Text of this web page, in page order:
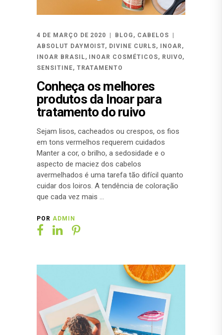
4 DE MARÇO DE 2020 BLOG , CABELOS
ABSOLUT DAYMOIST, DIVINE CURLS, INOAR ,
INOAR BRASIL, INOAR COSMÉTICOS, RUIVO,
SENSITINE, TRATAMENTO
Conheça os melhores
produtos da Inoar para
tratamento do ruivo
Sejam lisos, cacheados ou crespos, os fios
em tons vermelhos requerem cuidados
Manter a cor, o brilho, a sedosidade e o
aspecto de maciez dos cabelos
avermelhados é uma tarefa tão difícil quanto
cuidar dos loiros. A tendência de coloração
que cada vez mais
POR ADMIN